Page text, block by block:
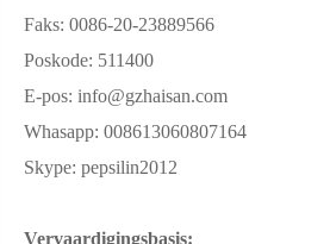
Faks: 0086-20-23889566
Poskode: 511400
E-pos: info@gzhaisan.com
Whasapp: 008613060807164
Skype: pepsilin2012
Vervaardigingsbasis: